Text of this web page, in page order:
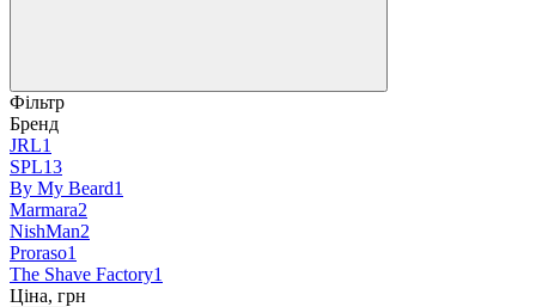
Фільтр
Бренд
JRL1
SPL13
By My Beard1
Marmara2
NishMan2
Proraso1
The Shave Factory1
Ціна, грн